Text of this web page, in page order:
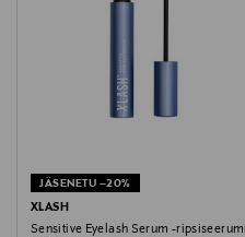
Dermarome AB
Digitaalinen osoite
JÄSENETU –20%
XLASH
Sensitive Eyelash Serum -ripsiseerumi